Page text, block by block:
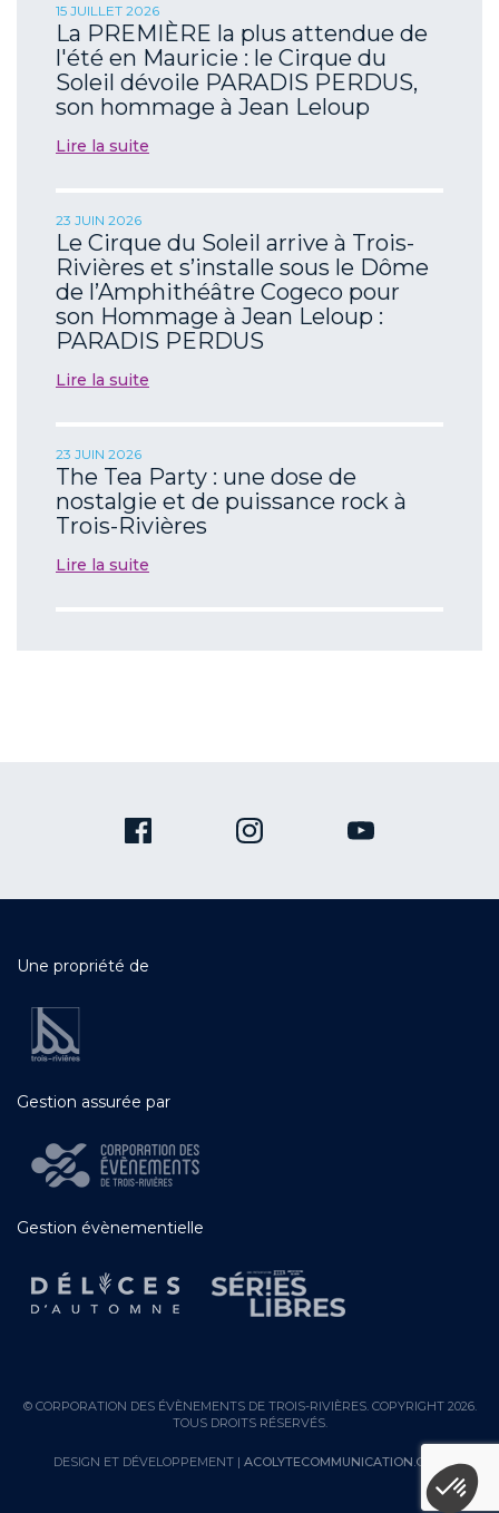
15 JUILLET 2026
La PREMIÈRE la plus attendue de
l'été en Mauricie : le Cirque du
Soleil dévoile PARADIS PERDUS,
son hommage à Jean Leloup
Lire la suite
23 JUIN 2026
Le Cirque du Soleil arrive à Trois-
Rivières et s’installe sous le Dôme
de l’Amphithéâtre Cogeco pour
son Hommage à Jean Leloup :
PARADIS PERDUS
Lire la suite
23 JUIN 2026
The Tea Party : une dose de
nostalgie et de puissance rock à
Trois-Rivières
Lire la suite
Une propriété de
Gestion assurée par
Gestion évènementielle
© CORPORATION DES ÉVÈNEMENTS DE TROIS-RIVIÈRES. COPYRIGHT 2026.
TOUS DROITS RÉSERVÉS.
DESIGN ET DÉVELOPPEMENT | ACOLYTECOMMUNICATION.COM